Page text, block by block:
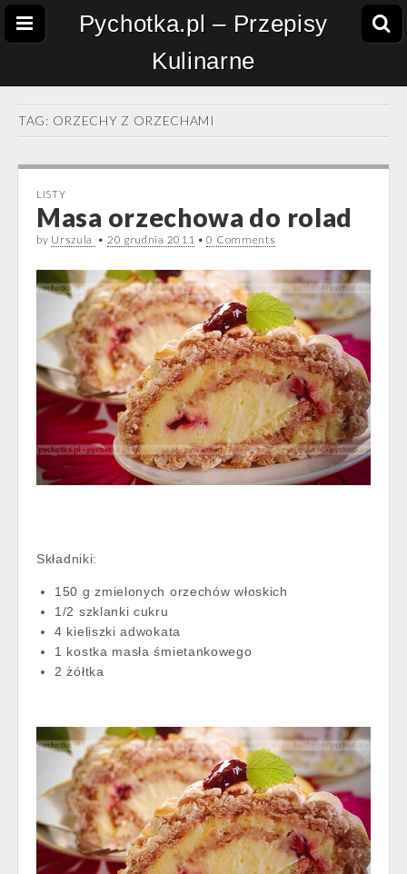
Pychotka.pl – Przepisy
Kulinarne
TAG: ORZECHY Z ORZECHAMI
LISTY
Masa orzechowa do rolad
by Urszula • 20 grudnia 2011 •0 Comments
Składniki:
150 g zmielonych orzechów włoskich
1/2 szklanki cukru
4 kieliszki adwokata
1 kostka masła śmietankowego
2 żółtka